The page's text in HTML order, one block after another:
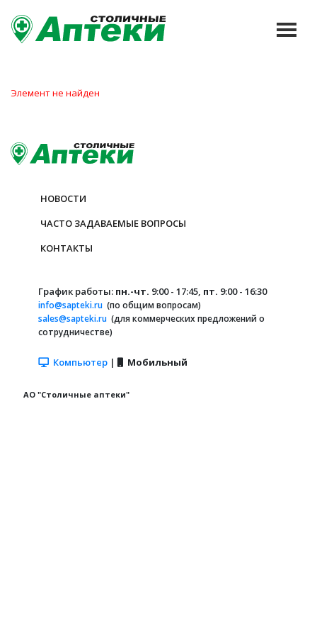
Элемент не найден
НОВОСТИ
ЧАСТО ЗАДАВАЕМЫЕ ВОПРОСЫ
КОНТАКТЫ
График работы: пн.-чт. 9:00 - 17:45, пт. 9:00 - 16:30
info@sapteki.ru (по общим вопросам)
sales@sapteki.ru (для коммерческих предложений о
сотрудничестве)
Компьютер | Мобильный
АО "Столичные аптеки"